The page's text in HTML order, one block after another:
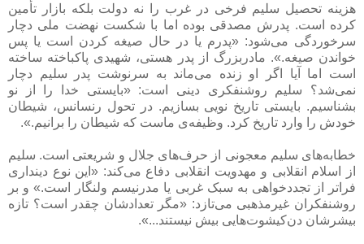
هزینه تحصیل سلیم فرخی در غرب را نه دولت بلکه بازار تأمین
کرده است. پدرش مصدقی بوده اما با شکست نهضت ملی دچار
سرخوردگی می‌شود: «پدرم یا در حال صیغه کردن است یا پس
خواندن صیغه.». مادربزرگ از پدر هستی، شهیدی پاکباخته ساخته
است اما آیا اگر او زنده می‌ماند به سرنوشت پدر سلیم دچار
نمی‌شد؟ سلیم روشنفکری دینی است: «بایستی خدا را از نو
بشناسیم. بایستی تاریخ نویی بسازیم. در تحول رنسانس، شیطان
خودش را وارد تاریخ کرد. وظیفه‌ی ماست که شیطان را برانیم.».
خطابه‌های سلیم معجونی از حرف‌های جلال و شریعتی است. سلیم
از اسلام انقلابی و مهدویت انقلابی دفاع می‌کند: «این نوع دینداری
فراتر از تجددخواهی به سبک غربی یا مدرنیسم ولنگار است.» و بر
روشنفکران غیرمذهبی می‌تازد: «مگر تعدادشان چقدر است؟ تازه
بیشرشان دن‌کیشوت‌هایی بیش نیستند...».